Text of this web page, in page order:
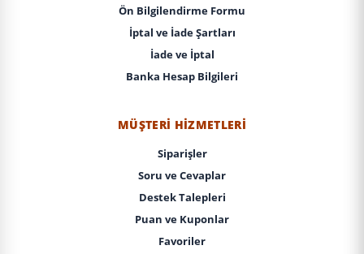
Ön Bilgilendirme Formu
İptal ve İade Şartları
İade ve İptal
Banka Hesap Bilgileri
MÜŞTERI HIZMETLERI
Siparişler
Soru ve Cevaplar
Destek Talepleri
Puan ve Kuponlar
Favoriler